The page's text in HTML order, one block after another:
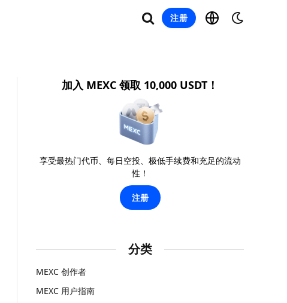
注册
加入 MEXC 领取 10,000 USDT！
享受最热门代币、每日空投、极低手续费和充足的流动
性！
注册
分类
MEXC 创作者
MEXC 用户指南